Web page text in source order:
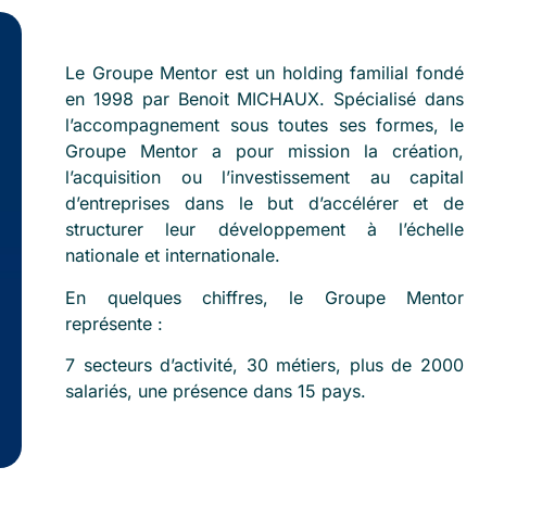
Le Groupe Mentor est un holding familial fondé
en 1998 par Benoit MICHAUX. Spécialisé dans
l’accompagnement sous toutes ses formes, le
Groupe Mentor a pour mission la création,
l’acquisition ou l’investissement au capital
d’entreprises dans le but d’accélérer et de
structurer leur développement à l’échelle
nationale et internationale.
En quelques chiffres, le Groupe Mentor
représente :
7 secteurs d’activité, 30 métiers, plus de 2000
salariés, une présence dans 15 pays.